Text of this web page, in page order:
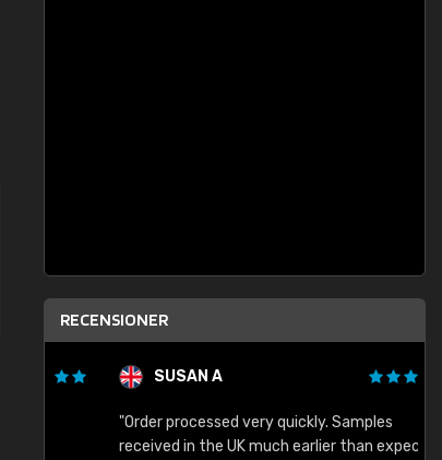
RECENSIONER
SUSAN A
"Order processed very quickly. Samples
received in the UK much earlier than expected.